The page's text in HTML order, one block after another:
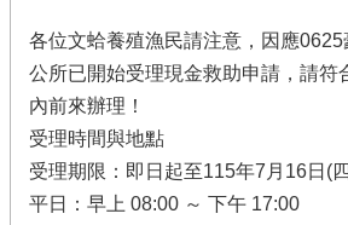
各位文蛤養殖漁民請注意，因應
公所已開始受理現金救助申請，請符
內前來辦理！
受理時間與地點
受理期限：即日起至115年7月16日(
平日：早上 08:00 ～ 下午 17:00